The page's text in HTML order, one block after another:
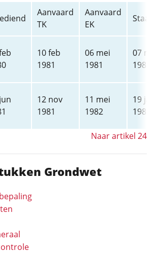
Grondwet
Aanvaard
TK
Aanvaard
EK
10 feb
1981
06 mei
1981
07
1981
12 nov
1981
11 mei
1982
19 jan
1983
Naar artikel 24